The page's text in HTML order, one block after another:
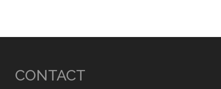
CONTACT